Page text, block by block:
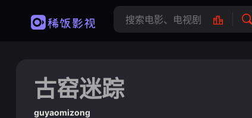
古窑迷踪
guyaomizong